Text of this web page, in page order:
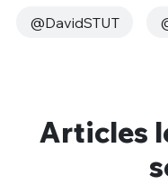
@DavidSTUT
Articles